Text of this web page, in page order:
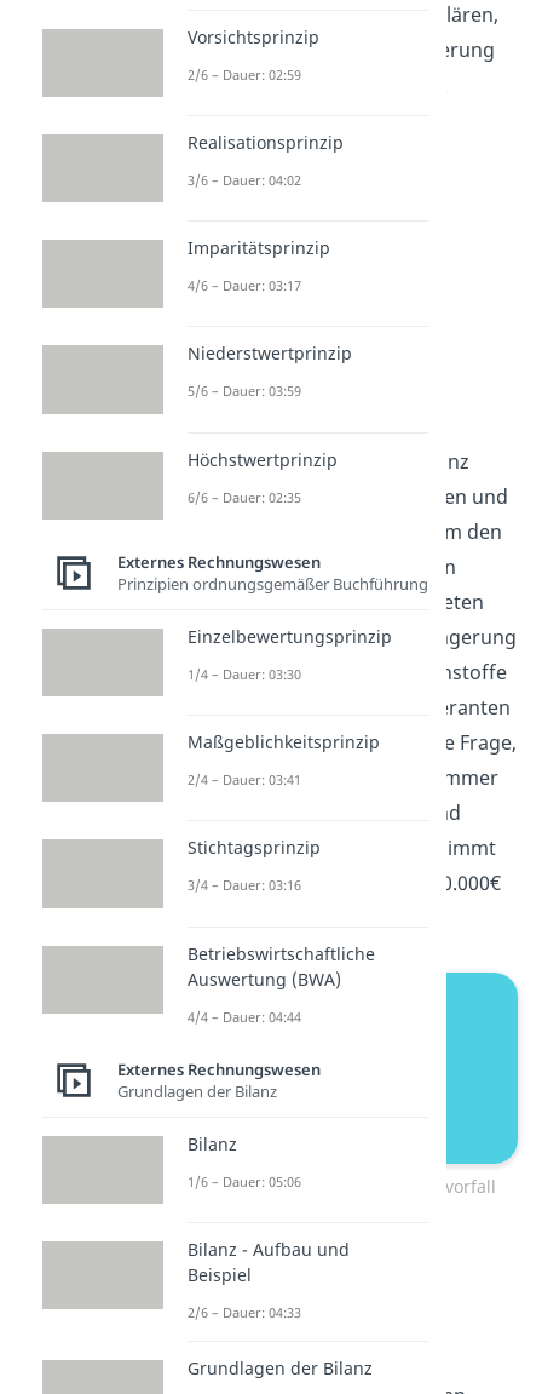
anhand von Beispielen zu erklären,
was es mit der Bilanzverlängerung
und -verkürzung auf sich hat.
Bilanzverlängerung
Beispiel
Bei der Verlängerung der Bilanz
nehmen jeweils ein Aktivposten und
ein Passivposten der Bilanz um den
gleichen Betrag zu. Am besten
schauen wir uns einen konkreten
Geschäftsfall zur Bilanzverlängerung
an. Stell dir vor, du kaufst Rohstoffe
auf Rechnung bei einem Lieferanten
in Höhe von 10.000€. Die erste Frage,
die du dir stellen solltest, ist immer
„Welche Posten der Bilanz sind
betroffen?“ In unserem Fall nimmt
der Wert der Rohstoffe um 10.000€
Bilanzverlängerung Geschäftsvorfall
Wie du weißt, ist die Position
„Rohstoffe“ ein Aktivposten.
Gleichzeitig nehmen die
Verbindlichkeiten gegenüber
Vorsichtsprinzip
2/6 – Dauer: 02:59
Realisationsprinzip
3/6 – Dauer: 04:02
Imparitätsprinzip
4/6 – Dauer: 03:17
Niederstwertprinzip
5/6 – Dauer: 03:59
Höchstwertprinzip
6/6 – Dauer: 02:35
Externes Rechnungswesen
Prinzipien ordnungsgemäßer Buchführung
Einzelbewertungsprinzip
1/4 – Dauer: 03:30
Maßgeblichkeitsprinzip
2/4 – Dauer: 03:41
Stichtagsprinzip
3/4 – Dauer: 03:16
Betriebswirtschaftliche
Auswertung (BWA)
4/4 – Dauer: 04:44
Externes Rechnungswesen
Grundlagen der Bilanz
Bilanz
1/6 – Dauer: 05:06
Bilanz - Aufbau und
Beispiel
2/6 – Dauer: 04:33
Grundlagen der Bilanz